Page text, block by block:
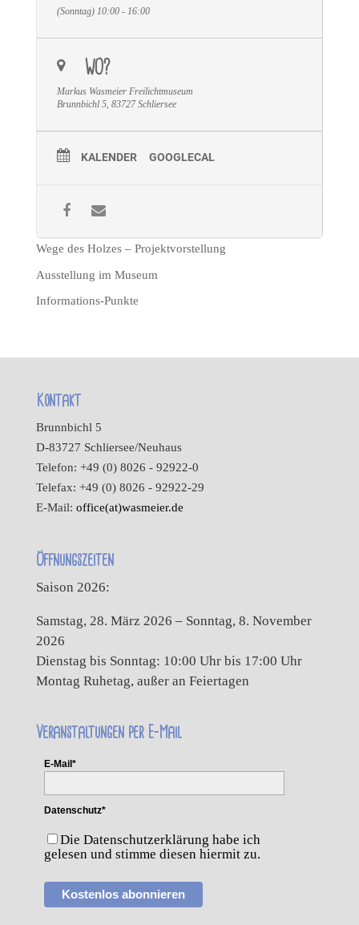
(Sonntag) 10:00 - 16:00
WO?
Markus Wasmeier Freilichtmuseum
Brunnbichl 5, 83727 Schliersee
KALENDER GOOGLECAL
Wege des Holzes – Projektvorstellung
Ausstellung im Museum
Informations-Punkte
Kontakt
Brunnbichl 5
D-83727 Schliersee/Neuhaus
Telefon: +49 (0) 8026 - 92922-0
Telefax: +49 (0) 8026 - 92922-29
E-Mail: office(at)wasmeier.de
Öffnungszeiten
Saison 2026:
Samstag, 28. März 2026 – Sonntag, 8. November
2026
Dienstag bis Sonntag: 10:00 Uhr bis 17:00 Uhr
Montag Ruhetag, außer an Feiertagen
Veranstaltungen per E-Mail
E-Mail*
Datenschutz*
Die Datenschutzerklärung habe ich
gelesen und stimme diesen hiermit zu.
Kostenlos abonnieren